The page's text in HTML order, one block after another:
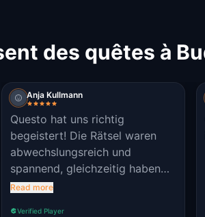
des quêtes à
Anja Kullmann
Questo hat uns richtig
begeistert! Die Rätsel waren
abwechslungsreich und
spannend, gleichzeitig haben
wir unterwegs viele
Read more
Verified Player